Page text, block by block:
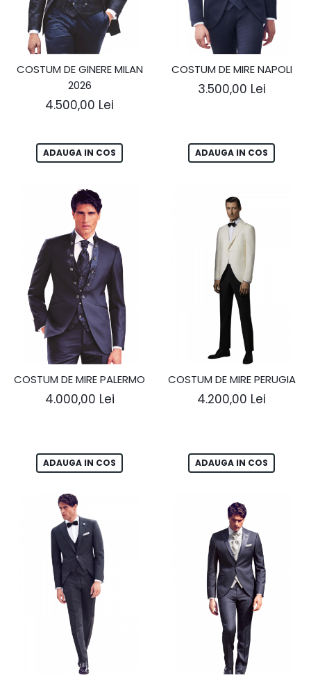
COSTUM DE GINERE MILAN
2026
4.500,00 Lei
ADAUGA IN COS
COSTUM DE MIRE NAPOLI
3.500,00 Lei
ADAUGA IN COS
COSTUM DE MIRE PALERMO
4.000,00 Lei
ADAUGA IN COS
COSTUM DE MIRE PERUGIA
4.200,00 Lei
ADAUGA IN COS